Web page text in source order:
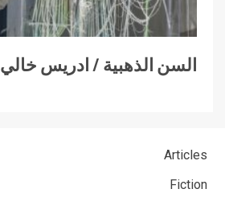
السن الذهبية / ادريس خالي
Articles
Fiction